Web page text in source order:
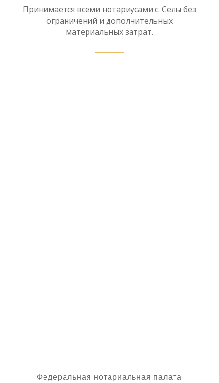
Принимается всеми нотариусами с. Селы без
ограничений и дополнительных
материальных затрат.
Федеральная нотариальная палата